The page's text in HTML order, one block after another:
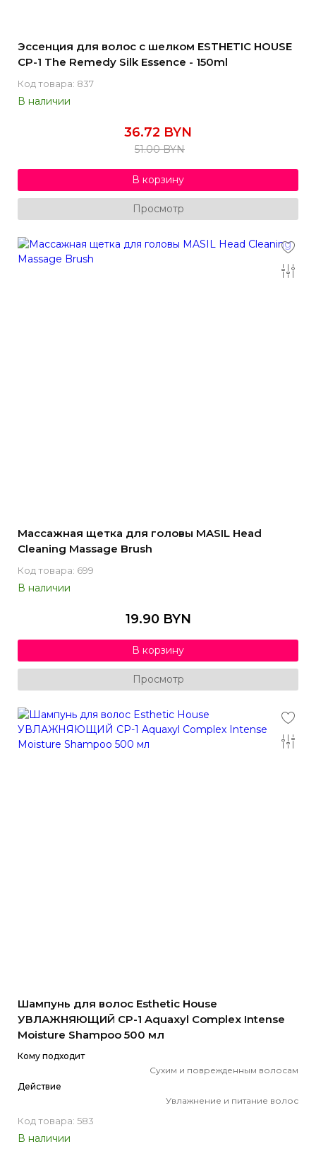
Эссенция для волос с шелком ESTHETIC HOUSE
CP-1 The Remedy Silk Essence - 150ml
Код товара: 837
В наличии
36.72 BYN
51.00 BYN
В корзину
Просмотр
Массажная щетка для головы MASIL Head
Cleaning Massage Brush
Код товара: 699
В наличии
19.90 BYN
В корзину
Просмотр
Шампунь для волос Esthetic House
УВЛАЖНЯЮЩИЙ CP-1 Aquaxyl Complex Intense
Moisture Shampoo 500 мл
Кому подходит
Сухим и поврежденным волосам
Действие
Увлажнение и питание волос
Код товара: 583
В наличии